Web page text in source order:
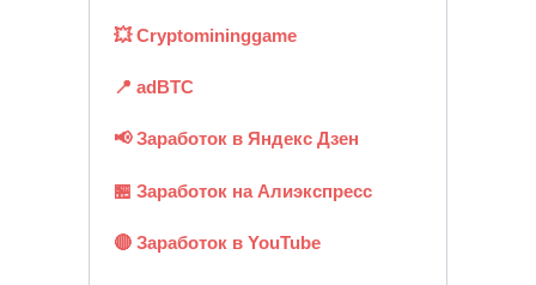
💥 Cryptomininggame
📍 adBTC
📢 Заработок в Яндекс Дзен
🏪 Заработок на Алиэкспресс
🔴 Заработок в YouTube